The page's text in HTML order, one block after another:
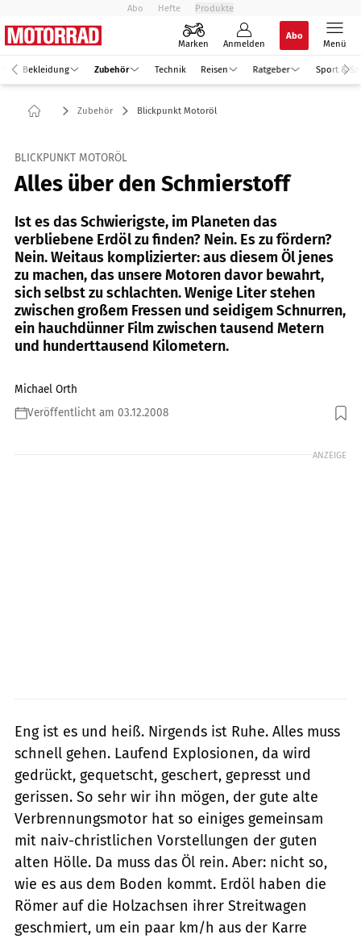
Abo Hefte Produkte
Marken Anmelden
Abo
Menü
Bekleidung Zubehör Technik Reisen Ratgeber Sport &
Zubehör Blickpunkt Motoröl
BLICKPUNKT MOTORÖL
Alles über den Schmierstoff
Ist es das Schwierigste, im Planeten das
verbliebene Erdöl zu finden? Nein. Es zu fördern?
Nein. Weitaus komplizierter: aus diesem Öl jenes
zu machen, das unsere Motoren davor bewahrt,
sich selbst zu schlachten. Wenige Liter stehen
zwischen großem Fressen und seidigem Schnurren,
ein hauchdünner Film zwischen tausend Metern
und hunderttausend Kilometern.
Michael Orth
Veröffentlicht am 03.12.2008
Foto: Künstle
ANZEIGE
Eng ist es und heiß. Nirgends ist Ruhe. Alles muss
schnell gehen. Laufend Explosionen, da wird
gedrückt, gequetscht, geschert, gepresst und
gerissen. So sehr wir ihn mögen, der gute alte
Verbrennungsmotor hat so einiges gemeinsam
mit naiv-christlichen Vorstellungen der guten
alten Hölle. Da muss das Öl rein. Aber: nicht so,
wie es aus dem Boden kommt. Erdöl haben die
Römer auf die Holzachsen ihrer Streitwagen
geschmiert, um ein paar km/h aus der Karre